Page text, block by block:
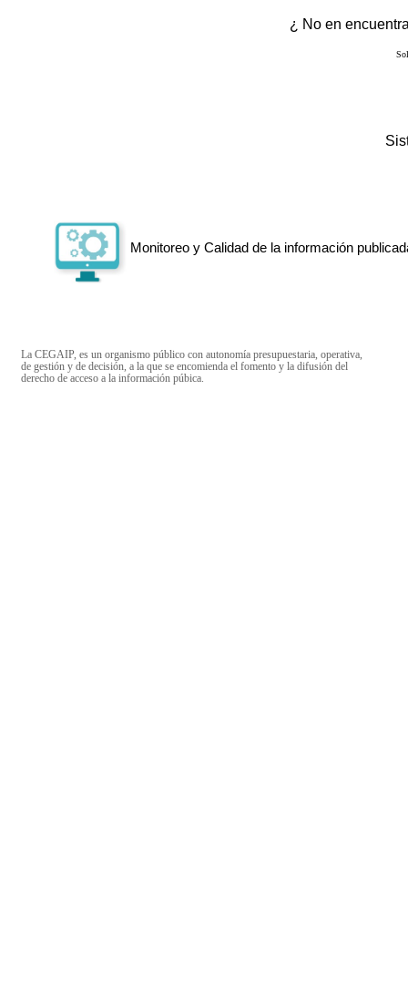
¿ No en
Monitoreo y Calidad de la información
La CEGAIP, es un organismo público con autonomía presupuestaria, operativa,
de gestión y de decisión, a la que se encomienda el fomento y la difusión del
derecho de acceso a la información púbica.